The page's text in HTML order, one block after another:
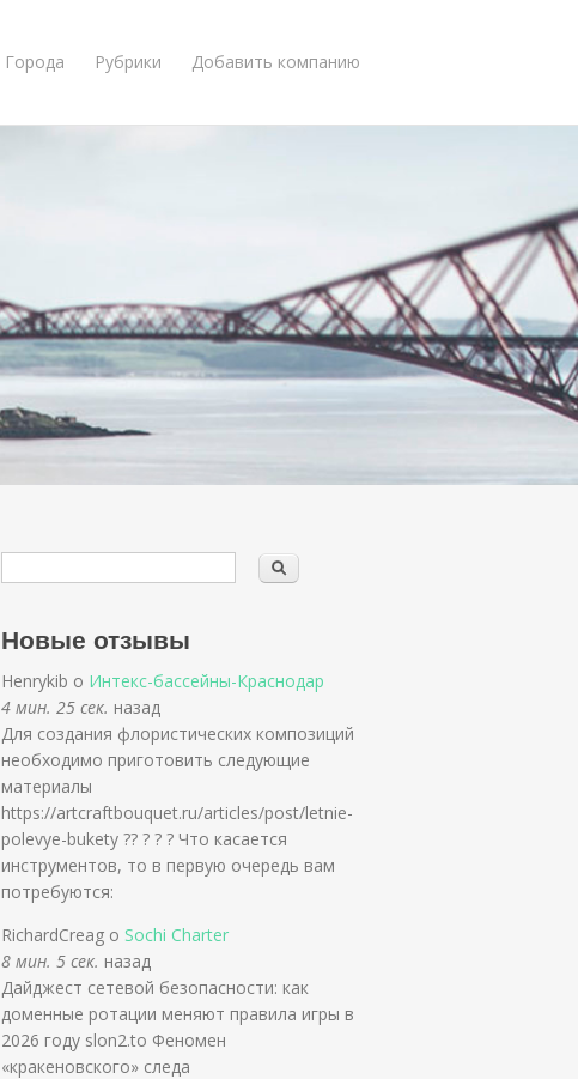
Города Рубрики Добавить компанию
Новые отзывы
Henrykib о Интекс-бассейны-Краснодар
4 мин. 25 сек. назад
Для создания флористических композиций
необходимо приготовить следующие
материалы
https://artcraftbouquet.ru/articles/post/letnie-
polevye-bukety ?? ? ? ? Что касается
инструментов, то в первую очередь вам
потребуются:
RichardCreag о Sochi Charter
8 мин. 5 сек. назад
Дайджест сетевой безопасности: как
доменные ротации меняют правила игры в
2026 году slon2.to Феномен
«кракеновского» следа